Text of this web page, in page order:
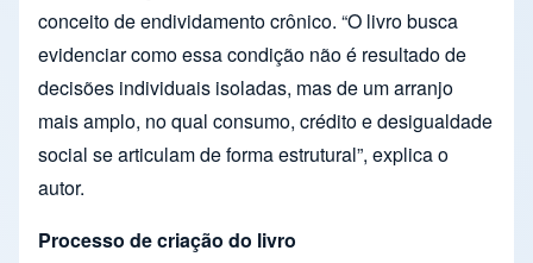
conceito de endividamento crônico. “O livro busca
evidenciar como essa condição não é resultado de
decisões individuais isoladas, mas de um arranjo
mais amplo, no qual consumo, crédito e desigualdade
social se articulam de forma estrutural”, explica o
autor.
Processo de criação do livro